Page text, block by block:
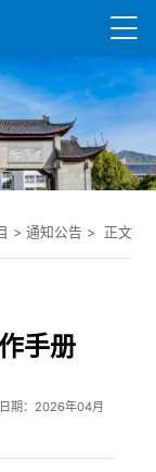
> 通知公告 > 正文
手册
：2026年04月